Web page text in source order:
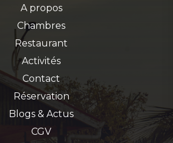
A propos
Chambres
Restaurant
Activités
Contact
Réservation
Blogs & Actus
CGV